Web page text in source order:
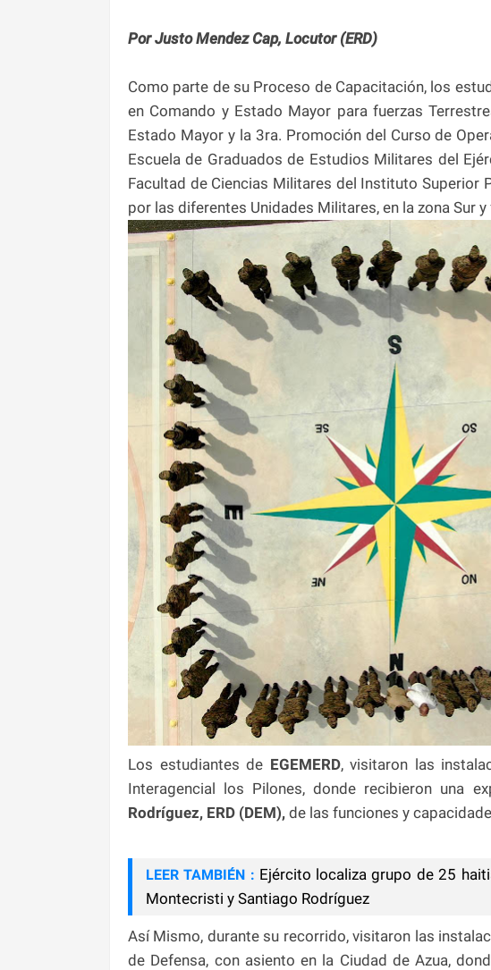
Por Justo Mendez Cap, Locutor (ERD)
Como parte de su Proceso de Capacitación, los
en Comando y Estado Mayor para fuerzas
Estado Mayor y la 3ra. Promoción del Curso de
Escuela de Graduados de Estudios Militares del
Facultad de Ciencias Militares del Instituto Superior
por las diferentes Unidades Militares, en la zona Sur
Los estudiantes de EGEMERD, visitaron las
Interagencial los Pilones, donde recibieron una
Rodríguez, ERD (DEM), de las funciones y
LEER TAMBIÉN : Ejército localiza grupo de 25
Montecristi y Santiago Rodríguez
Así Mismo, durante su recorrido, visitaron las
de Defensa, con asiento en la Ciudad de Azua,